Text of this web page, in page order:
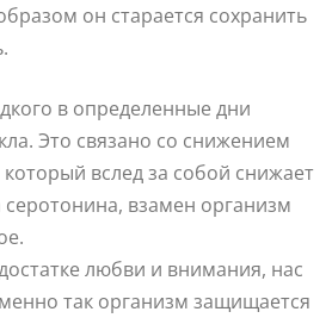
он старается сохранить
в определенные дни
Это связано со снижением
вслед за собой снижает
взамен организм
любви и внимания, нас
так организм защищается